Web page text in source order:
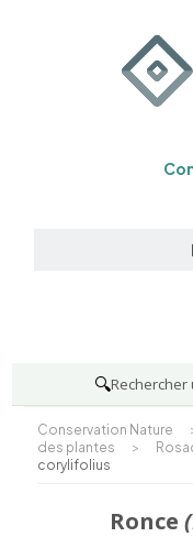
🔍
Conservation Nature
des plantes
>
corylifolius
Ronce